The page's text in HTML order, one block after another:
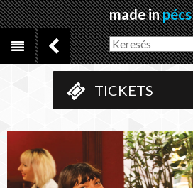
made inpécs
TICKETS